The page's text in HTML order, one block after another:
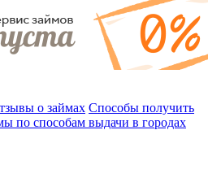
о займах Способы получить
по способам выдачи в городах